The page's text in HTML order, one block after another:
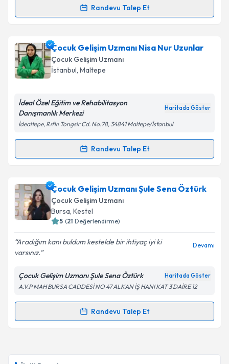
Takvim Talebini Gönder
Randevu Talep Et
randevu almanız için bir takvim hazırlandığında e-
posta ile bilgilendireceğiz.
E-posta Adresiniz
Kişisel verilerimin işlenmesine ilişkinAydınlatma
Metni'ni okudum ve kişisel verilerimin belirtilen
kapsamda işlenmesini kabul ediyorum.
Çocuk Gelişim Uzmanı Nisa Nur Uzunlar
Çocuk Gelişim Uzmanı
İstanbul, Maltepe
İdeal Özel Eğitim ve Rehabilitasyon
Danışmanlık Merkezi
Haritada Göster
İdealtepe, Rıfkı Tongsir Cd. No:78, 34841 Maltepe/İstanbul
Randevu Talep Et
Randevu Takvimi Talebi
Çocuk Gelişim Uzmanı Nisa Nur Uzunlariçin
randevu takvimi talebi oluşturun. Size bu uzmandan
randevu almanız için bir takvim hazırlandığında e-
posta ile bilgilendireceğiz.
E-posta Adresiniz
Kişisel verilerimin işlenmesine ilişkinAydınlatma
Metni'ni okudum ve kişisel verilerimin belirtilen
kapsamda işlenmesini kabul ediyorum.
Çocuk Gelişim Uzmanı Şule Sena Öztürk
Çocuk Gelişim Uzmanı
Bursa, Kestel
5 (21 Değerlendirme)
Aradığım kanı buldum kestelde bir ihtiyaç iyi ki
varsınız.
Devamı
Çocuk Gelişim Uzmanı Şule Sena Öztürk Haritada Göster
A.V.P MAH BURSA CADDESİ NO 47 ALKAN İŞ HANI KAT 3 DAİRE 12
Randevu Talep Et
Randevu Takvimi Talebi